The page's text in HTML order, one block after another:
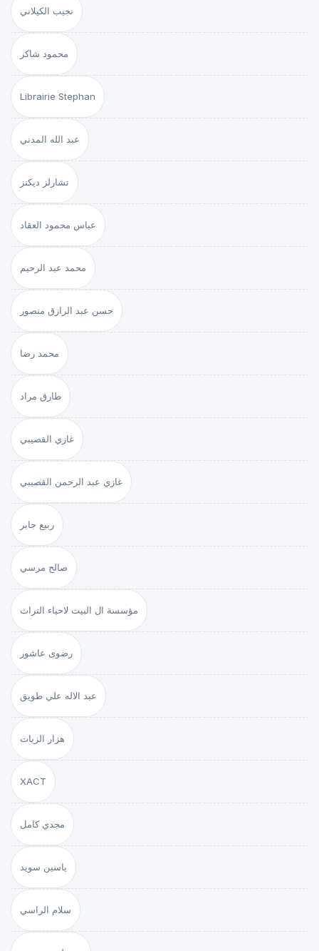
نجيب الكيلاني
محمود شاكر
Librairie Stephan
عبد الله المدني
تشارلز ديكنز
عباس محمود العقاد
محمد عبد الرحيم
حسن عبد الرازق منصور
محمد رضا
طارق مراد
غازي القصيبي
غازي عبد الرحمن القصيبي
ربيع جابر
صالح مرسي
مؤسسة ال البيت لاحياء التراث
رضوى عاشور
عبد الاله علي طويق
هزار الزيات
XACT
مجدي كامل
ياسين سويد
سلام الراسي